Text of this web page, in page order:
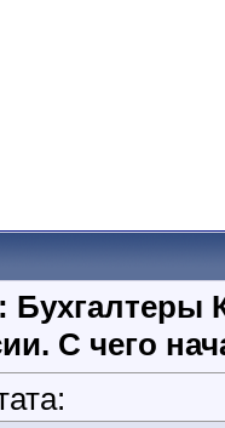
Бухгалтеры
C чего